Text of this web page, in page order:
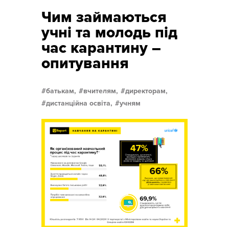
Чим займаються
учні та молодь під
час карантину –
опитування
батькам, вчителям,
директорам,
дистанційна освіта,
учням